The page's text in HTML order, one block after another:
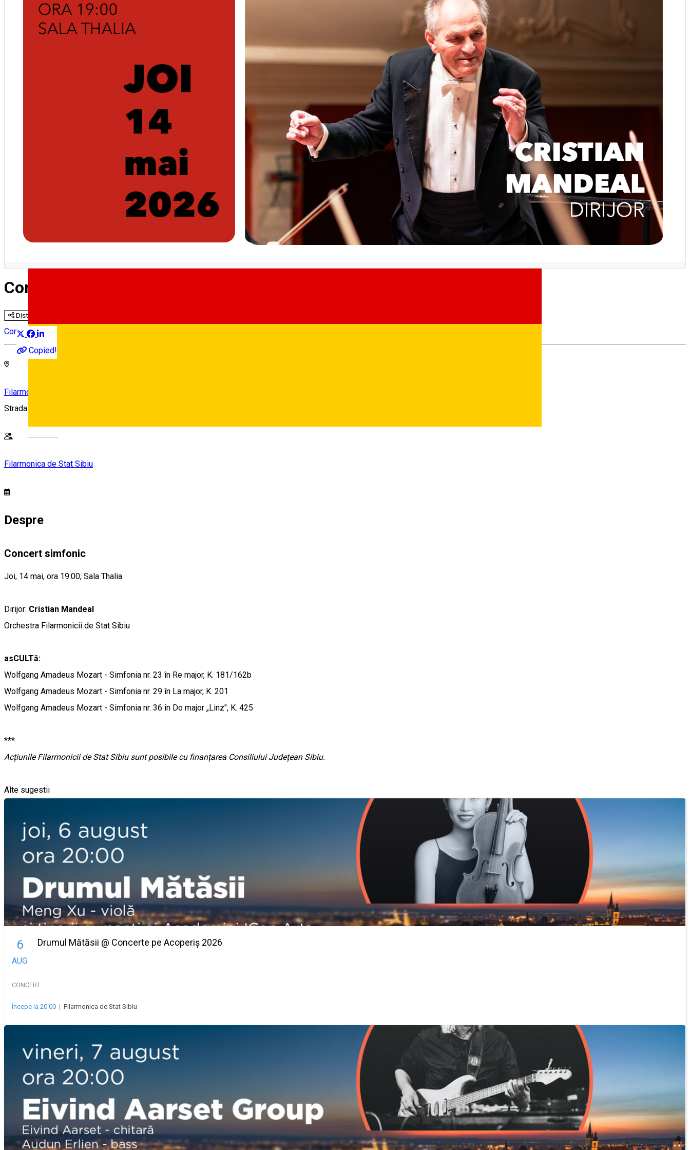
Concert simfonic – Cristian Mandeal
Distribuie
Copied!
Concert
Filarmonica de Stat Sibiu
Strada Cetății nr. 3-5, Sibiu
Filarmonica de Stat Sibiu
Despre
Concert simfonic
Joi, 14 mai, ora 19:00, Sala Thalia
Dirijor: Cristian Mandeal
Orchestra Filarmonicii de Stat Sibiu
asCULTă:
Wolfgang Amadeus Mozart - Simfonia nr. 23 în Re major, K. 181/162b
Wolfgang Amadeus Mozart - Simfonia nr. 29 în La major, K. 201
Wolfgang Amadeus Mozart - Simfonia nr. 36 în Do major „Linz", K. 425
***
Acțiunile Filarmonicii de Stat Sibiu sunt posibile cu finanțarea Consiliului Județean Sibiu.
Alte sugestii
6
AUG
Drumul Mătăsii @ Concerte pe Acoperiș 2026
CONCERT
Începe la 20:00 | Filarmonica de Stat Sibiu